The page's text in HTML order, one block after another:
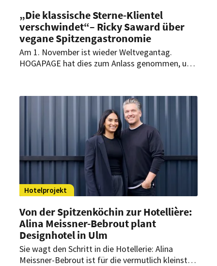
„Die klassische Sterne-Klientel
verschwindet“– Ricky Saward über
vegane Spitzengastronomie
Am 1. November ist wieder Weltvegantag.
HOGAPAGE hat dies zum Anlass genommen, um
veganen Sternerestaurant der Welt. Im Interview
spricht der Spitzenkoch über seine Philosophie,
den Weg zur rein pflanzlichen Küche, den Wandel
in der Spitzengastronomie und warum
Perfektion für ihn ein täglicher Antrieb bleibt.
Hotelprojekt
Von der Spitzenköchin zur Hotellière:
Alina Meissner-Bebrout plant
Designhotel in Ulm
Sie wagt den Schritt in die Hotellerie: Alina
Meissner-Bebrout ist für die vermutlich kleinste